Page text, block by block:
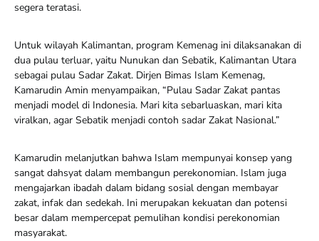
segera teratasi.
Untuk wilayah Kalimantan, program Kemenag ini dilaksanakan di
dua pulau terluar, yaitu Nunukan dan Sebatik, Kalimantan Utara
sebagai pulau Sadar Zakat. Dirjen Bimas Islam Kemenag,
Kamarudin Amin menyampaikan, “Pulau Sadar Zakat pantas
menjadi model di Indonesia. Mari kita sebarluaskan, mari kita
viralkan, agar Sebatik menjadi contoh sadar Zakat Nasional.”
Kamarudin melanjutkan bahwa Islam mempunyai konsep yang
sangat dahsyat dalam membangun perekonomian. Islam juga
mengajarkan ibadah dalam bidang sosial dengan membayar
zakat, infak dan sedekah. Ini merupakan kekuatan dan potensi
besar dalam mempercepat pemulihan kondisi perekonomian
masyarakat.